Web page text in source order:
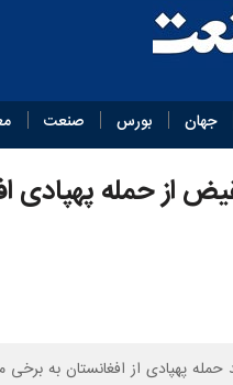
جهان بورس صنعت
حمله پهپادی
پهپادی از افغانستان به